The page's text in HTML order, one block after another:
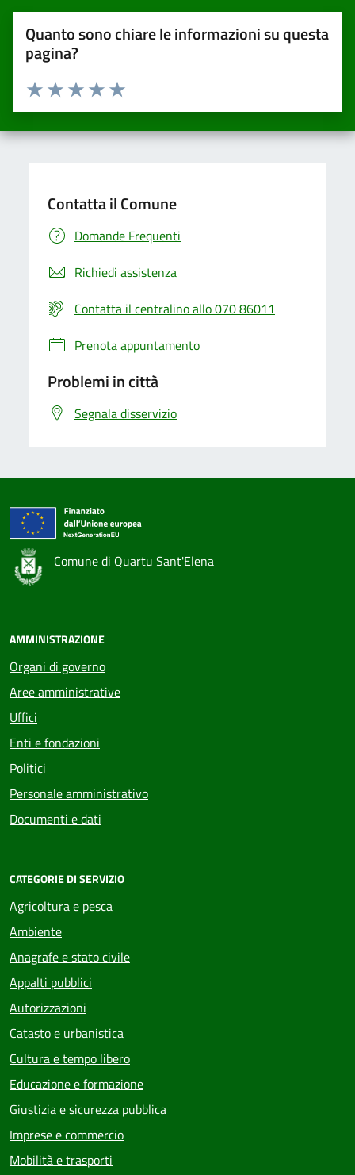
Quanto sono chiare le informazioni su questa
pagina?
Valuta da 1 a 5 stelle la pagina
Valuta 5 stelle su 5
Valuta 4 stelle su 5
Valuta 3 stelle su 5
Valuta 2 stelle su 5
Valuta una stella su 5
Contatta il Comune
Domande Frequenti
Richiedi assistenza
Contatta il centralino allo 070 86011
Prenota appuntamento
Problemi in città
Segnala disservizio
Comune di Quartu Sant'Elena
AMMINISTRAZIONE
Organi di governo
Aree amministrative
Uffici
Enti e fondazioni
Politici
Personale amministrativo
Documenti e dati
CATEGORIE DI SERVIZIO
Agricoltura e pesca
Ambiente
Anagrafe e stato civile
Appalti pubblici
Autorizzazioni
Catasto e urbanistica
Cultura e tempo libero
Educazione e formazione
Giustizia e sicurezza pubblica
Imprese e commercio
Mobilità e trasporti